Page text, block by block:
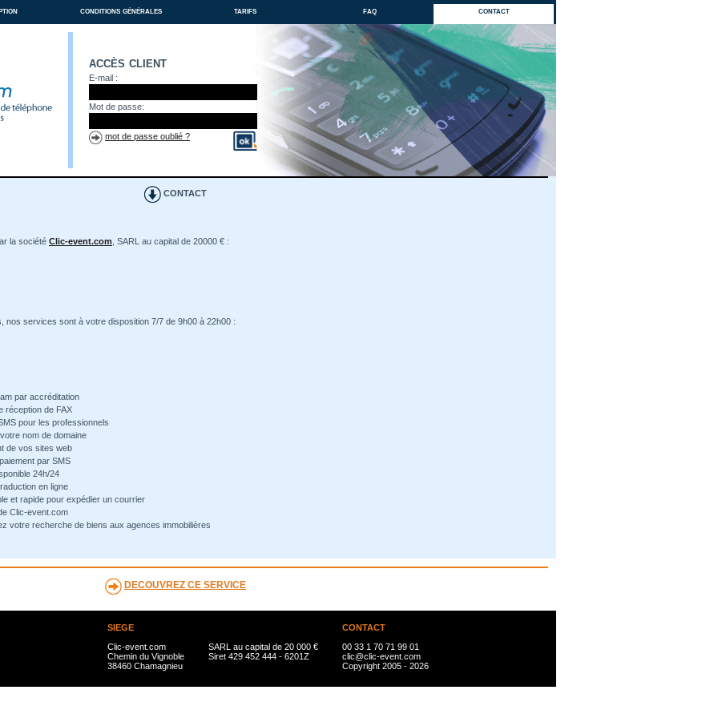
conditions générales tarifs faq contact
accès client
E-mail :
Mot de passe:
mot de passe oublié ?
CONTACT
la société Clic-event.com , SARL au capital de 20000 € :
nos services sont à votre disposition 7/7 de 9h00 à 22h00 :
par accréditation
réception de FAX
pour les professionnels
nom de domaine
de vos sites web
par SMS
24h/24
en ligne
et rapide pour expédier un courrier
Clic-event.com
votre recherche de biens aux agences immobilières
DECOUVREZ CE SERVICE
SIEGE
Clic-event.com
Chemin du Vignoble
38460 Chamagnieu
SARL au capital de 20 000 €
Siret 429 452 444 - 6201Z
CONTACT
00 33 1 70 71 99 01
clic@clic-event.com
Copyright 2005 - 2026